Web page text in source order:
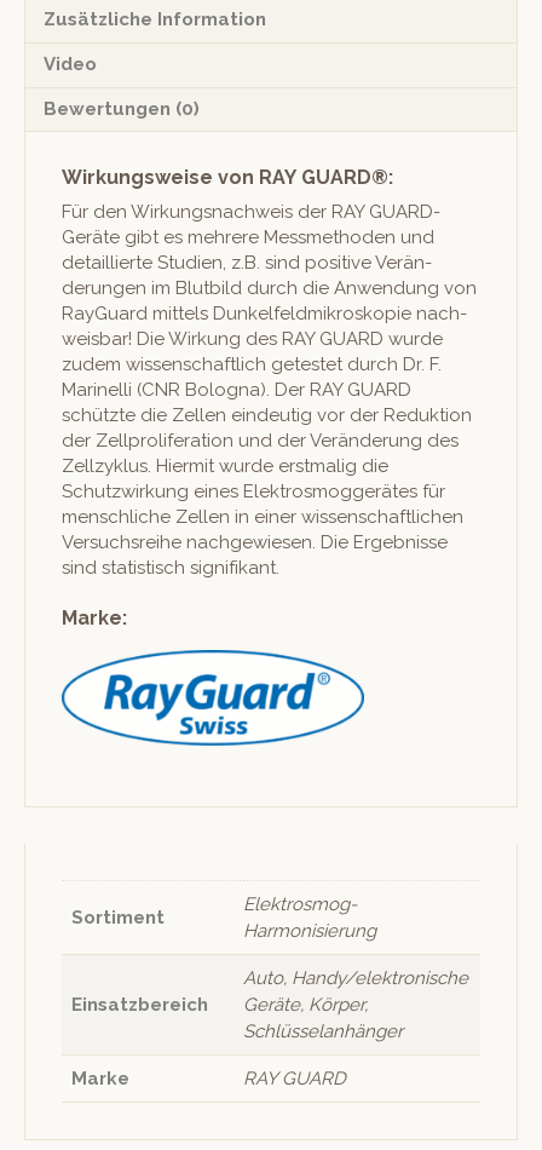
Zusätzliche Information
Video
Bewertungen (0)
Wirkungsweise von RAY GUARD®:
Für den Wirkungsnach­weis der RAY GUARD-
Geräte gibt es mehrere Mess­meth­o­d­en und
detail­lierte Stu­di­en, z.B. sind pos­i­tive Verän­
derun­gen im Blut­bild durch die Anwen­dung von
Ray­Guard mit­tels Dunkelfeld­mikroskopie nach­
weis­bar! Die Wirkung des RAY GUARD wurde
zudem wis­senschaftlich getestet durch Dr. F.
Marinel­li (CNR Bologna). Der RAY GUARD
schützte die Zellen ein­deutig vor der Reduk­tion
der Zell­pro­lif­er­a­tion und der Verän­derung des
Zel­lzyk­lus. Hier­mit wurde erst­ma­lig die
Schutzwirkung eines Elek­tros­mog­gerätes für
men­schliche Zellen in ein­er wis­senschaftlichen
Ver­such­srei­he nachgewiesen. Die Ergeb­nisse
sind sta­tis­tisch signifikant.
Marke:
Sortiment
Elektrosmog-
Harmonisierung
Einsatzbereich
Auto, Handy/elektronische
Geräte, Körper,
Schlüsselanhänger
Marke RAY GUARD